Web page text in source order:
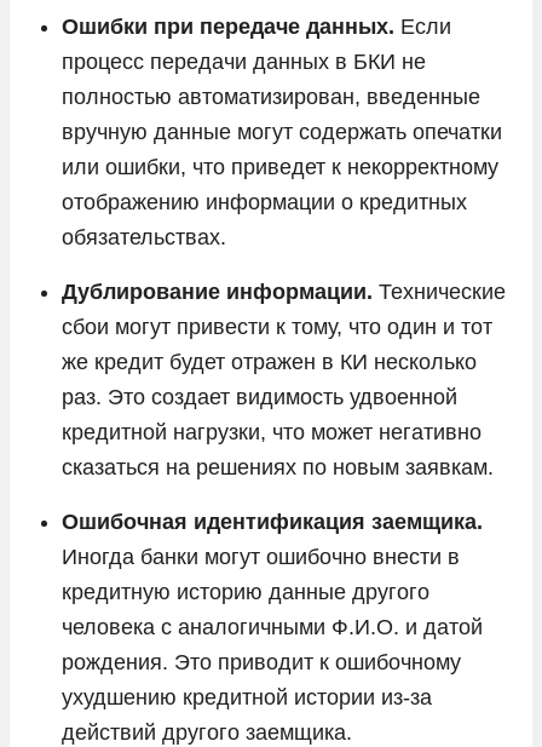
Ошибки при передаче данных. Если
процесс передачи данных в БКИ не
полностью автоматизирован, введенные
вручную данные могут содержать опечатки
или ошибки, что приведет к некорректному
отображению информации о кредитных
обязательствах.
Дублирование информации. Технические
сбои могут привести к тому, что один и тот
же кредит будет отражен в КИ несколько
раз. Это создает видимость удвоенной
кредитной нагрузки, что может негативно
сказаться на решениях по новым заявкам.
Ошибочная идентификация заемщика.
Иногда банки могут ошибочно внести в
кредитную историю данные другого
человека с аналогичными Ф.И.О. и датой
рождения. Это приводит к ошибочному
ухудшению кредитной истории из-за
действий другого заемщика.